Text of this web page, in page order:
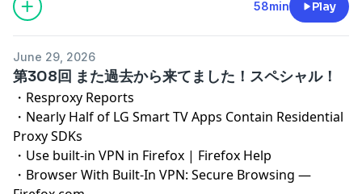
58min Play
June 29, 2026
第308回 また過去から来てました！スペシャル！
・ Resproxy Reports
・ Nearly Half of LG Smart TV Apps Contain Residential
Proxy SDKs
・ Use built-in VPN in Firefox | Firefox Help
・ Browser With Built-In VPN: Secure Browsing —